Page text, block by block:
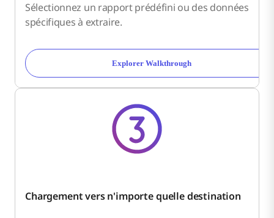
Sélectionnez un rapport prédéfini ou des données
spécifiques à extraire.
Explorer Walkthrough
Chargement vers n'importe quelle destination